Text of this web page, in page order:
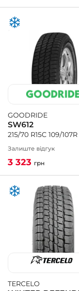
GOODRIDE
SW612
215/70 R15C 109/
Залиште відгук
3 323 грн
TERCELO